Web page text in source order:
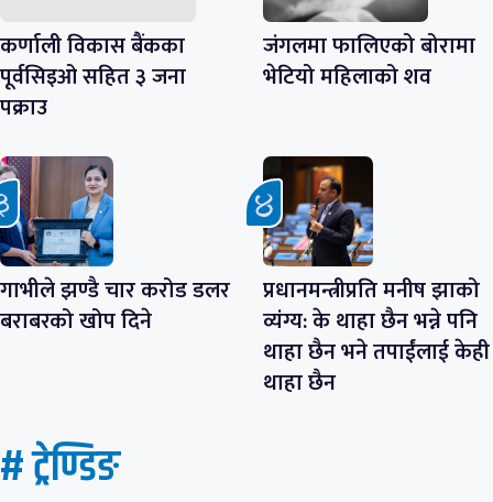
कर्णाली विकास बैंकका
पूर्वसिइओ सहित ३ जना
पक्राउ
जंगलमा फालिएको बोरामा
भेटियो महिलाको शव
गाभीले झण्डै चार करोड डलर
बराबरको खोप दिने
प्रधानमन्त्रीप्रति मनीष झाको
व्यंग्य: के थाहा छैन भन्ने पनि
थाहा छैन भने तपाईंलाई केही
थाहा छैन
# ट्रेण्डिङ